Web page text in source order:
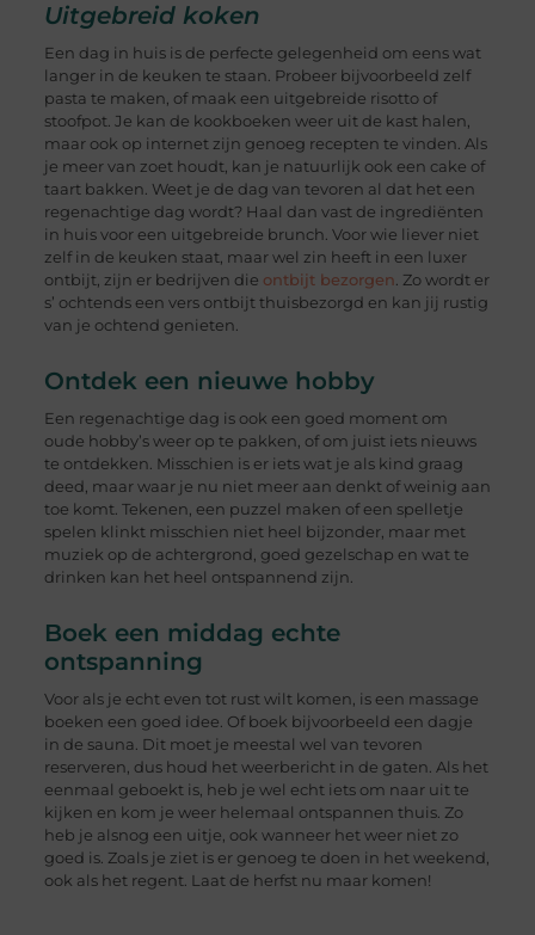
Uitgebreid koken
Een dag in huis is de perfecte gelegenheid om eens wat
langer in de keuken te staan. Probeer bijvoorbeeld zelf
pasta te maken, of maak een uitgebreide risotto of
stoofpot. Je kan de kookboeken weer uit de kast halen,
maar ook op internet zijn genoeg recepten te vinden. Als
je meer van zoet houdt, kan je natuurlijk ook een cake of
taart bakken. Weet je de dag van tevoren al dat het een
regenachtige dag wordt? Haal dan vast de ingrediënten
in huis voor een uitgebreide brunch. Voor wie liever niet
zelf in de keuken staat, maar wel zin heeft in een luxer
ontbijt, zijn er bedrijven die ontbijt bezorgen . Zo wordt er
s’ ochtends een vers ontbijt thuisbezorgd en kan jij rustig
van je ochtend genieten.
Ontdek een nieuwe hobby
Een regenachtige dag is ook een goed moment om
oude hobby’s weer op te pakken, of om juist iets nieuws
te ontdekken. Misschien is er iets wat je als kind graag
deed, maar waar je nu niet meer aan denkt of weinig aan
toe komt. Tekenen, een puzzel maken of een spelletje
spelen klinkt misschien niet heel bijzonder, maar met
muziek op de achtergrond, goed gezelschap en wat te
drinken kan het heel ontspannend zijn.
Boek een middag echte
ontspanning
Voor als je echt even tot rust wilt komen, is een massage
boeken een goed idee. Of boek bijvoorbeeld een dagje
in de sauna. Dit moet je meestal wel van tevoren
reserveren, dus houd het weerbericht in de gaten. Als het
eenmaal geboekt is, heb je wel echt iets om naar uit te
kijken en kom je weer helemaal ontspannen thuis. Zo
heb je alsnog een uitje, ook wanneer het weer niet zo
goed is. Zoals je ziet is er genoeg te doen in het weekend,
ook als het regent. Laat de herfst nu maar komen!